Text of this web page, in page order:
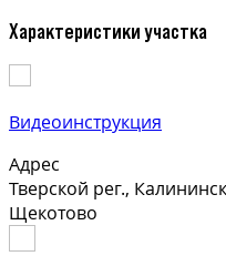
Характеристики участка
Видеоинструкция
Адрес
Тверской рег.,
Щекотово